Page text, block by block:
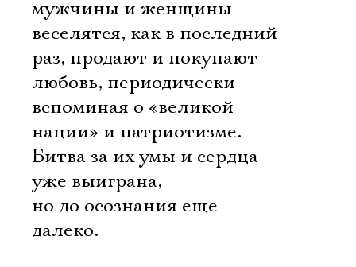
мужчины и женщины
веселятся, как в последний
раз, продают и покупают
любовь, периодически
вспоминая о «великой
нации» и патриотизме.
Битва за их умы и сердца
уже выиграна,
но до осознания еще
далеко.